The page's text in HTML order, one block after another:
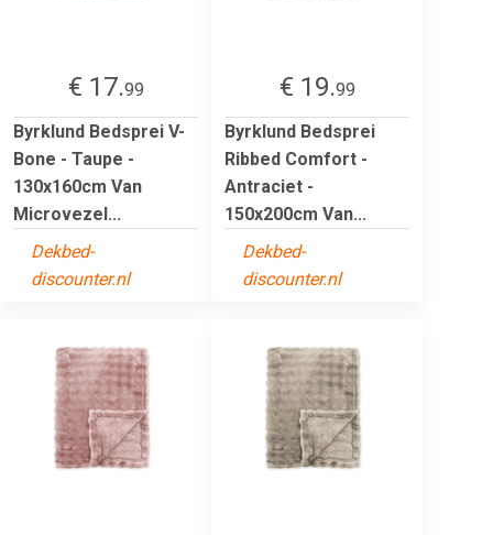
€ 17.99
Byrklund Bedsprei V-
Bone - Taupe -
130x160cm Van
Microvezel...
Dekbed-
discounter.nl
€ 19.99
Byrklund Bedsprei
Ribbed Comfort -
Antraciet -
150x200cm Van...
Dekbed-
discounter.nl